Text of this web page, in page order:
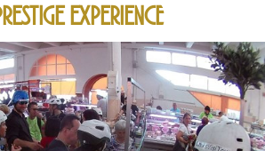
EXPERIENCE